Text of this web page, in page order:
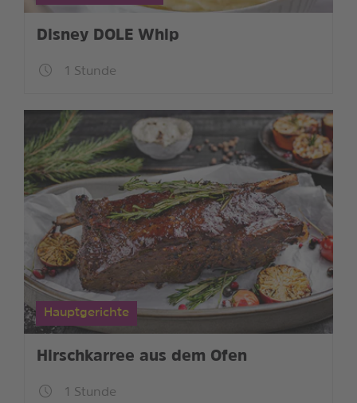
Disney DOLE Whip
1 Stunde
Hauptgerichte
Hirschkarree aus dem Ofen
1 Stunde